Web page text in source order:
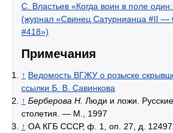
С. Властьев «Когда воин в поле
(журнал «Свинец Сатурнианца #II —
#418»)
Примечания
↑ Ведомость ВГЖУ о розыске
ссылки Б. В. Савинкова
↑ Берберова Н. Люди и ложи.
столетия. — М., 1997
↑ ОА КГБ СССР, ф. 1, оп. 27, д.